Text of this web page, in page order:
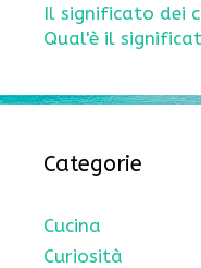
Il significato dei
Qual'è il
Categorie
Cucina
Curiosità